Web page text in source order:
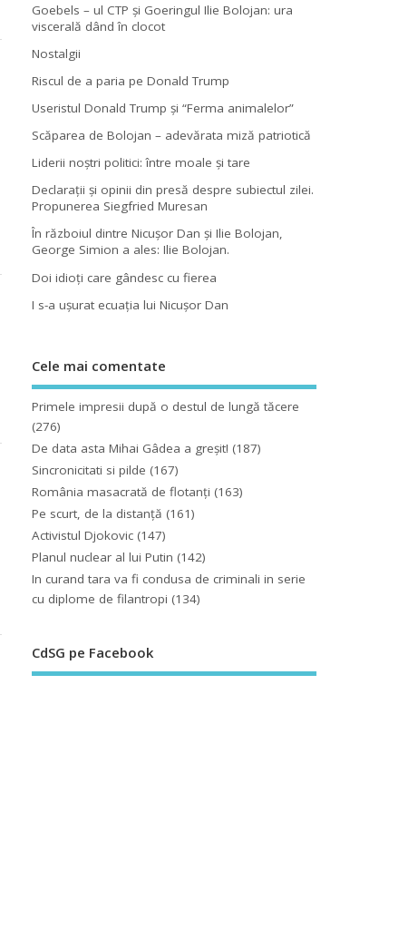
Goebels – ul CTP şi Goeringul Ilie Bolojan: ura
viscerală dând în clocot
Nostalgii
Riscul de a paria pe Donald Trump
Useristul Donald Trump şi “Ferma animalelor”
Scăparea de Bolojan – adevărata miză patriotică
Liderii noştri politici: între moale şi tare
Declaraţii şi opinii din presă despre subiectul zilei.
Propunerea Siegfried Muresan
În războiul dintre Nicuşor Dan şi Ilie Bolojan,
George Simion a ales: Ilie Bolojan.
Doi idioţi care gândesc cu fierea
I s-a uşurat ecuaţia lui Nicuşor Dan
Cele mai comentate
Primele impresii după o destul de lungă tăcere
(276)
De data asta Mihai Gâdea a greşit! (187)
Sincronicitati si pilde (167)
România masacrată de flotanţi (163)
Pe scurt, de la distanță (161)
Activistul Djokovic (147)
Planul nuclear al lui Putin (142)
In curand tara va fi condusa de criminali in serie
cu diplome de filantropi (134)
CdSG pe Facebook